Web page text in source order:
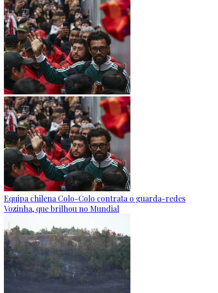
Equipa chilena Colo-Colo contrata o guarda-redes
Vozinha, que brilhou no Mundial